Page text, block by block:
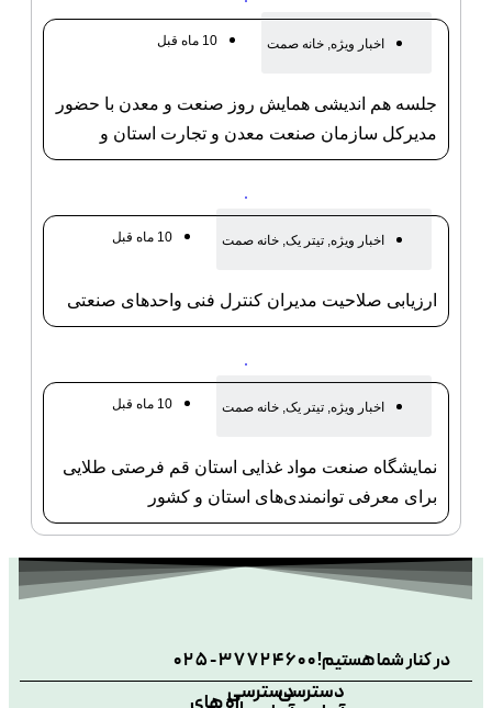
اخبار ویژه خانه صمت 10 ماه قبل
جلسه هم اندیشی همایش روز صنعت و معدن با حضور
مدیرکل سازمان صنعت معدن و تجارت استان و
ریاست خانه صنعت معدن و تجارت استان قم
اخبار ویژه تیتر یک خانه صمت 10 ماه قبل
ارزیابی صلاحیت مدیران کنترل فنی واحدهای صنعتی
اخبار ویژه تیتر یک خانه صمت 10 ماه قبل
نمایشگاه صنعت مواد غذایی استان قم فرصتی طلایی
برای معرفی توانمندی‌های استان و کشور
در کنار شما هستیم!025-37724600
دسترسیدسترسی